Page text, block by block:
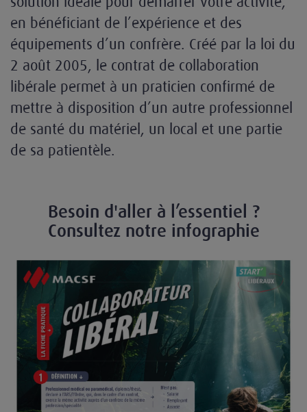
en bénéficiant de l’expérience et des
équipements d’un confrère. Créé par la loi du
2 août 2005, le contrat de collaboration
libérale permet à un praticien confirmé de
mettre à disposition d’un autre professionnel
de santé du matériel, un local et une partie
de sa patientèle.
Besoin d'aller à l’essentiel ?
Consultez notre infographie